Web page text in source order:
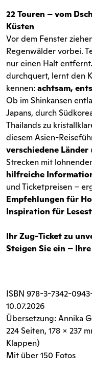
22 Touren – vom
Küsten
Vor dem Fenster
Regenwälder vorbei.
nur einen Halt
durchquert, lernt den
kennen:achtsam,
Ob im Shinkansen
Japans, durch
Thailands zu
diesem Asien-
verschiedene Länder
Strecken mit
hilfreiche
und Ticketpreisen –
Empfehlungen für
Inspiration für
Ihr Zug-Ticket zu
Steigen Sie ein –
ISBN 978-3-7342-
10.07.2026
Übersetzung: Annika
224 Seiten, 178 x 237
Klappen)
Mit über 150 Fotos